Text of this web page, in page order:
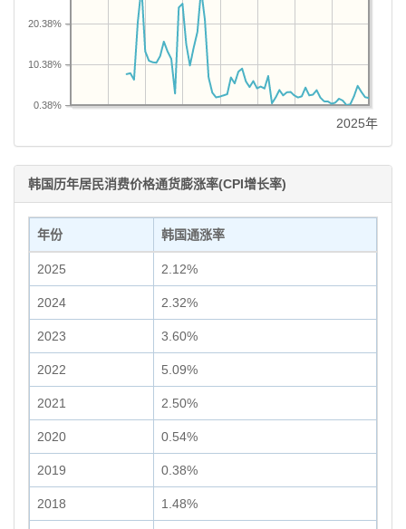
0.38%
10.38%
20.38%
2025年
韩国历年居民消费价格通货膨涨率(CPI增长率)
年份 韩国通涨率
2025 2.12%
2024 2.32%
2023 3.60%
2022 5.09%
2021 2.50%
2020 0.54%
2019 0.38%
2018 1.48%